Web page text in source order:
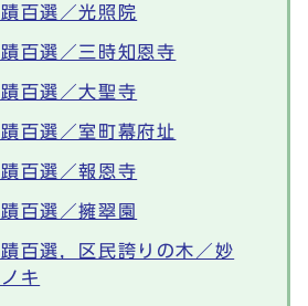
蹟百選／光照院
蹟百選／三時知恩寺
蹟百選／大聖寺
蹟百選／室町幕府址
蹟百選／報恩寺
百選／擁翠園
蹟百選，区民誇りの木／妙
キ